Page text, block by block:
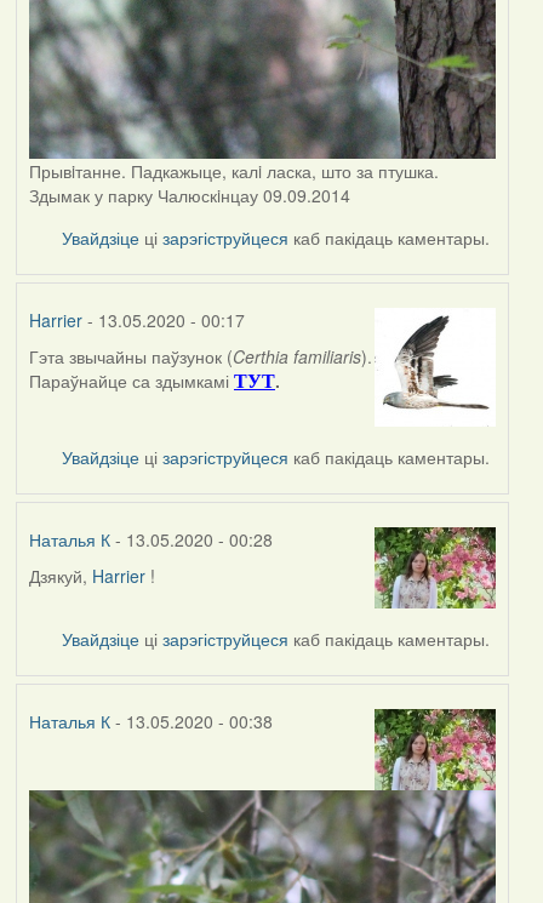
Прывiтанне. Падкажыце, калi ласка, што за птушка.
Здымак у парку Чалюскiнцау 09.09.2014
Увайдзіце цізарэгіструйцеся каб пакідаць каментары.
Harrier- 13.05.2020 - 00:17
In
reply
Наталья
К
Гэта звычайны паўзунок (Certhia familiaris).
Параўнайце са здымкамі ТУТ.
Увайдзіце цізарэгіструйцеся каб пакідаць каментары.
Наталья К- 13.05.2020 - 00:28
In
Harrier
Дзякуй, Harrier!
Увайдзіце цізарэгіструйцеся каб пакідаць каментары.
Наталья К- 13.05.2020 - 00:38